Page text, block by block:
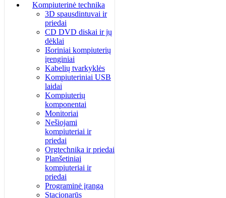
Kompiuterinė technika
3D spausdintuvai ir
priedai
CD DVD diskai ir jų
dėklai
Išoriniai kompiuterių
įrenginiai
Kabelių tvarkyklės
Kompiuteriniai USB
laidai
Kompiuterių
komponentai
Monitoriai
Nešiojami
kompiuteriai ir
priedai
Orgtechnika ir priedai
Planšetiniai
kompiuteriai ir
priedai
Programinė įranga
Stacionarūs